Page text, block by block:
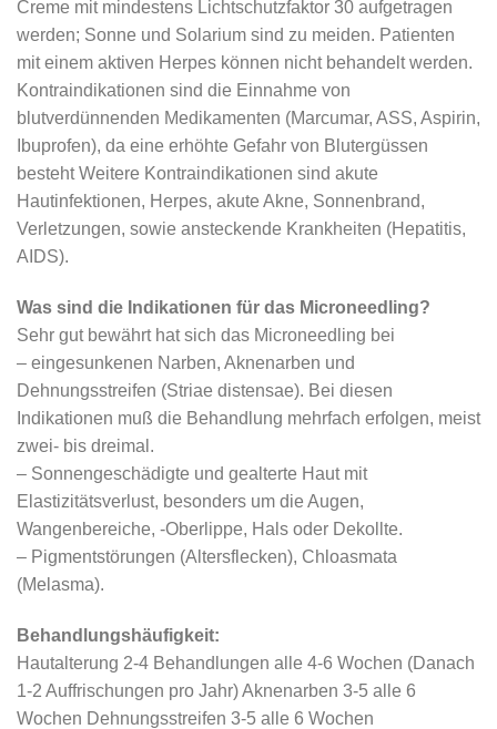
Creme mit mindestens Lichtschutzfaktor 30 aufgetragen
werden; Sonne und Solarium sind zu meiden. Patienten
mit einem aktiven Herpes können nicht behandelt werden.
Kontraindikationen sind die Einnahme von
blutverdünnenden Medikamenten (Marcumar, ASS, Aspirin,
Ibuprofen), da eine erhöhte Gefahr von Blutergüssen
besteht Weitere Kontraindikationen sind akute
Hautinfektionen, Herpes, akute Akne, Sonnenbrand,
Verletzungen, sowie ansteckende Krankheiten (Hepatitis,
AIDS).
Was sind die Indikationen für das Microneedling?
Sehr gut bewährt hat sich das Microneedling bei
– eingesunkenen Narben, Aknenarben und
Dehnungsstreifen (Striae distensae). Bei diesen
Indikationen muß die Behandlung mehrfach erfolgen, meist
zwei- bis dreimal.
– Sonnengeschädigte und gealterte Haut mit
Elastizitätsverlust, besonders um die Augen,
Wangenbereiche, -Oberlippe, Hals oder Dekollte.
– Pigmentstörungen (Altersflecken), Chloasmata
(Melasma).
Behandlungshäufigkeit:
Hautalterung 2-4 Behandlungen alle 4-6 Wochen (Danach
1-2 Auffrischungen pro Jahr) Aknenarben 3-5 alle 6
Wochen Dehnungsstreifen 3-5 alle 6 Wochen